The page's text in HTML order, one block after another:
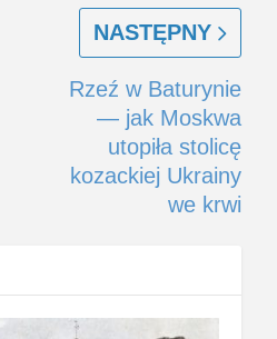
NASTĘPNY
Rzeź w Baturynie
— jak Moskwa
utopiła stolicę
kozackiej Ukrainy
we krwi